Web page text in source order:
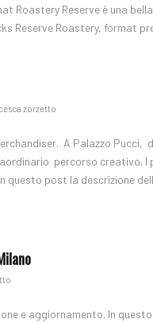
Reserve è una bella
Reserve Roastery, format
zorzetto
A Palazzo
percorso creativo.
questo post la descrizione
e aggiornamento. In